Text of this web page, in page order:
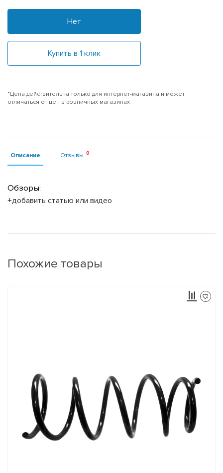
Нет
Купить в 1 клик
*Цена действительна только для интернет-магазина и может
отличаться от цен в розничных магазинах
Описание Отзывы
Обзоры:
+добавить статью или видео
Похожие товары